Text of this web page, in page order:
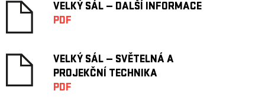
VELKÝ SÁL — DALŠÍ INFORMACE
PDF
VELKÝ SÁL — SVĚTELNÁ A
PROJEKČNÍ TECHNIKA
PDF